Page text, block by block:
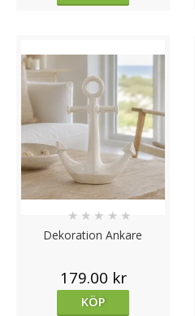
Dekoration Ankare
★ ★ ★ ★ ★
179.00 kr
KÖP